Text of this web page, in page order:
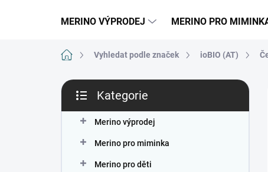
MERINO VÝPRODEJ MERINO PRO
Domů Vyhledat podle značek ioBIO (AT)
P
s
kategorie
Kategorie
Merino výprodej
Merino pro miminka
Merino pro děti